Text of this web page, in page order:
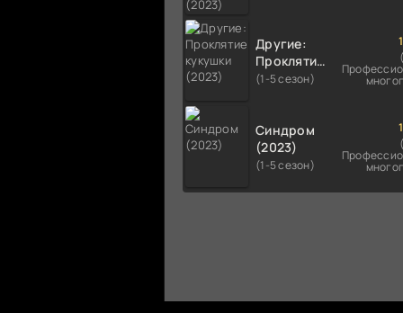
Другие:
Проклятие
кукушки
(1-5 сезон)
Синдром
(2023)
(1-5 сезон)